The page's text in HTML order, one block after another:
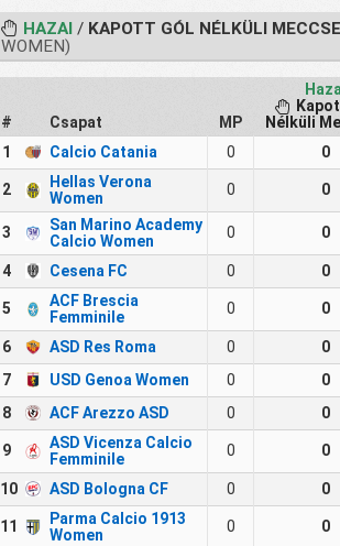
HAZAI /KAPOTT GÓL NÉLKÜLI
WOMEN)
# Csapat MP
Nélküli
1
Calcio Catania 0 0
2
Hellas Verona
Women
0 0
3
San Marino Academy
Calcio Women
0 0
4 Cesena FC 0 0
5
ACF Brescia
Femminile
0 0
6 ASD Res Roma 0 0
7
USD Genoa Women 0 0
8
ACF Arezzo ASD 0 0
9
ASD Vicenza Calcio
Femminile
0 0
10 ASD Bologna CF 0 0
11
Parma Calcio 1913
Women
0 0